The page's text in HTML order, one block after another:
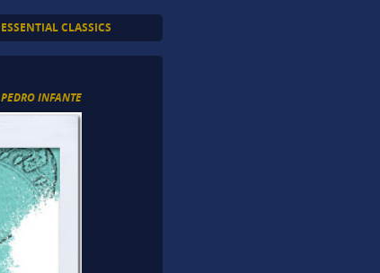
ESSENTIAL CLASSICS
,PEDRO INFANTE